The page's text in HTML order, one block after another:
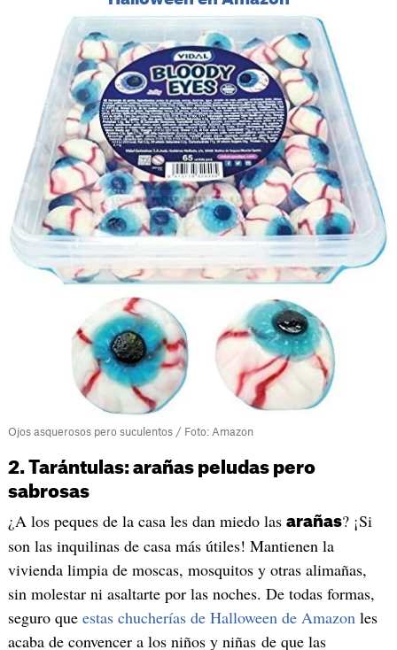
Ojos asquerosos pero suculentos / Foto: Amazon
2. Tarántulas: arañas peludas pero
sabrosas
¿A los peques de la casa les dan miedo las arañas? ¡Si
son las inquilinas de casa más útiles! Mantienen la
vivienda limpia de moscas, mosquitos y otras alimañas,
sin molestar ni asaltarte por las noches. De todas formas,
seguro que estas chucherías de Halloween de Amazon les
acaba de convencer a los niños y niñas de que las